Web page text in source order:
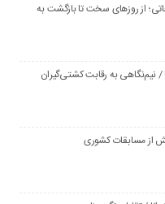
از روزهای سخت تا بازگشت به
نیم‌نگاهی به رقابت کشتی‌گیران
از مسابقات کشوری